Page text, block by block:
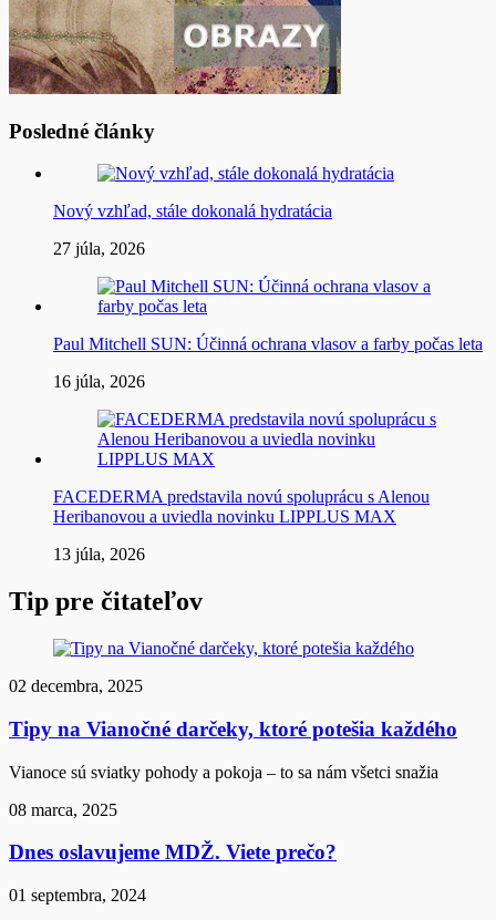
Posledné články
Nový vzhľad, stále dokonalá hydratácia
27 júla, 2026
Paul Mitchell SUN: Účinná ochrana vlasov a farby počas leta
16 júla, 2026
FACEDERMA predstavila novú spoluprácu s Alenou
Heribanovou a uviedla novinku LIPPLUS MAX
13 júla, 2026
Tip pre čitateľov
02 decembra, 2025
Tipy na Vianočné darčeky, ktoré potešia každého
Vianoce sú sviatky pohody a pokoja – to sa nám všetci snažia
08 marca, 2025
Dnes oslavujeme MDŽ. Viete prečo?
01 septembra, 2024